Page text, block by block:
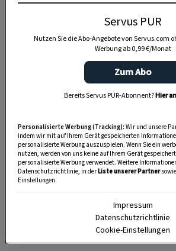
SPEICHERN
Zutaten
Servus PUR
Nutzen Sie die Abo-Angebote von Servus.com
Werbung ab 0,99 €/Monat
Zum Abo
Bereits Servus PUR-Abonnent?Hier
Personalisierte Werbung (Tracking): Wir und unsere
indem wir mit auf Ihrem Gerät gespeicherten
personalisierte Werbung auszuspielen. Wenn Sie ein
nutzen, werden von uns keine auf Ihrem Gerät
personalisierte Werbung verwendet. Weitere
Datenschutzrichtlinie, in derListe unserer Partner
Einstellungen.
Impressum
Datenschutzrichtlinie
Cookie-Einstellungen